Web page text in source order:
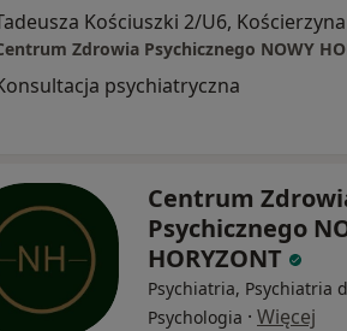
Kościuszki 2/U6, Kościerzyna
Zdrowia Psychicznego NOWY
psychiatryczna
Centrum
Psychicznego
HORYZONT
Psychiatria, Psychiatria
Psychologia · Więcej